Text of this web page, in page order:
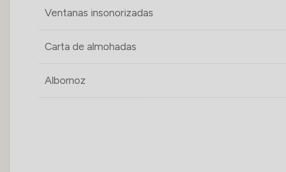
Ventanas insonorizadas
Carta de almohadas
Albornoz